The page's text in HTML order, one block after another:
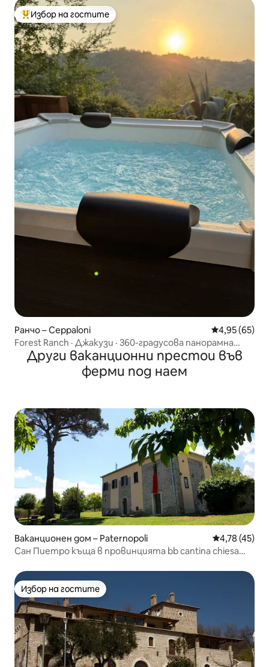
Най-популярен избор на гостите
Избор на гостите
Ранчо – Ceppaloni Средна
4,95 (65)
Forest Ranch · Джакузи · 360-градусова панорамна
гледка към природата
Други ваканционни престои във
ферми под наем
Ваканционен дом – Paternopoli Средна
4,78 (45)
Сан Пиетро къща в провинцията bb cantina chiesa
Избор на гостите
Избор на гостите